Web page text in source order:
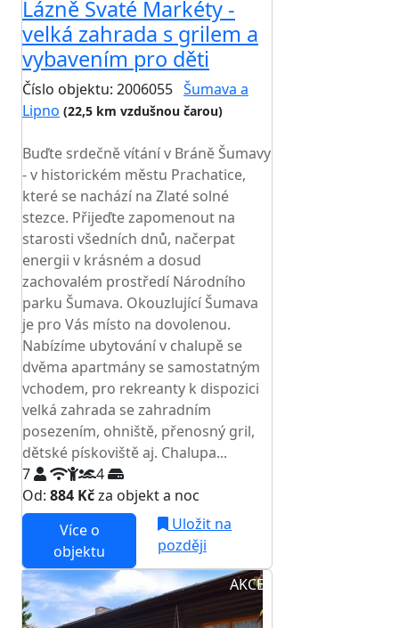
Lázně Svaté Markéty -
velká zahrada s grilem a
vybavením pro děti
Číslo objektu: 2006055 Šumava a
Lipno (22,5 km vzdušnou čarou)
Buďte srdečně vítání v Bráně Šumavy
- v historickém městu Prachatice,
které se nachází na Zlaté solné
stezce. Přijeďte zapomenout na
starosti všedních dnů, načerpat
energii v krásném a dosud
zachovalém prostředí Národního
parku Šumava. Okouzlující Šumava
je pro Vás místo na dovolenou.
Nabízíme ubytování v chalupě se
dvěma apartmány se samostatným
vchodem, pro rekreanty k dispozici
velká zahrada se zahradním
posezením, ohniště, přenosný gril,
dětské pískoviště aj. Chalupa...
7
4
Od: 884 Kčza objekt a noc
Více o
objektu
Uložit na
později
AKCE